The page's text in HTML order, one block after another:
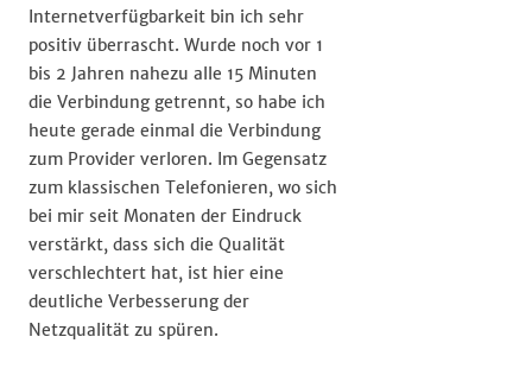
Internetverfügbarkeit bin ich sehr
positiv überrascht. Wurde noch vor 1
bis 2 Jahren nahezu alle 15 Minuten
die Verbindung getrennt, so habe ich
heute gerade einmal die Verbindung
zum Provider verloren. Im Gegensatz
zum klassischen Telefonieren, wo sich
bei mir seit Monaten der Eindruck
verstärkt, dass sich die Qualität
verschlechtert hat, ist hier eine
deutliche Verbesserung der
Netzqualität zu spüren.